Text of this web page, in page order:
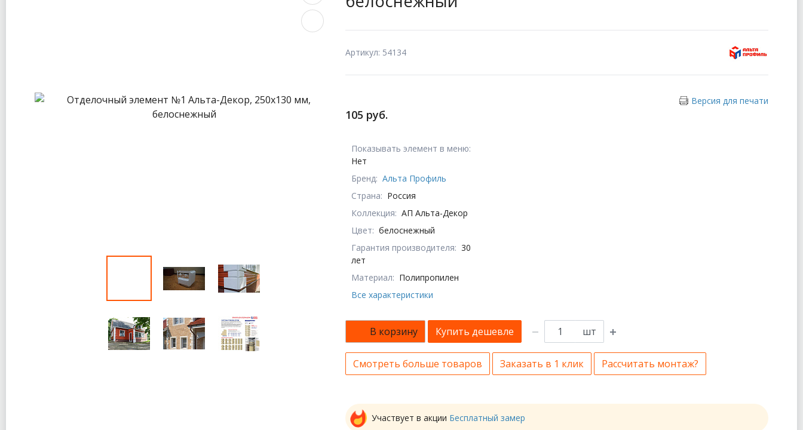
Артикул: 54134
Версия для печати
105 руб.
Показывать элемент в меню:
Нет
Бренд: Альта Профиль
Страна: Россия
Коллекция: АП Альта-Декор
Цвет: белоснежный
Гарантия производителя: 30
лет
Материал: Полипропилен
Все характеристики
В корзину Купить дешевле шт
Смотреть больше товаров Заказать в 1 клик Рассчитать монтаж?
Участвует в акции Бесплатный замер